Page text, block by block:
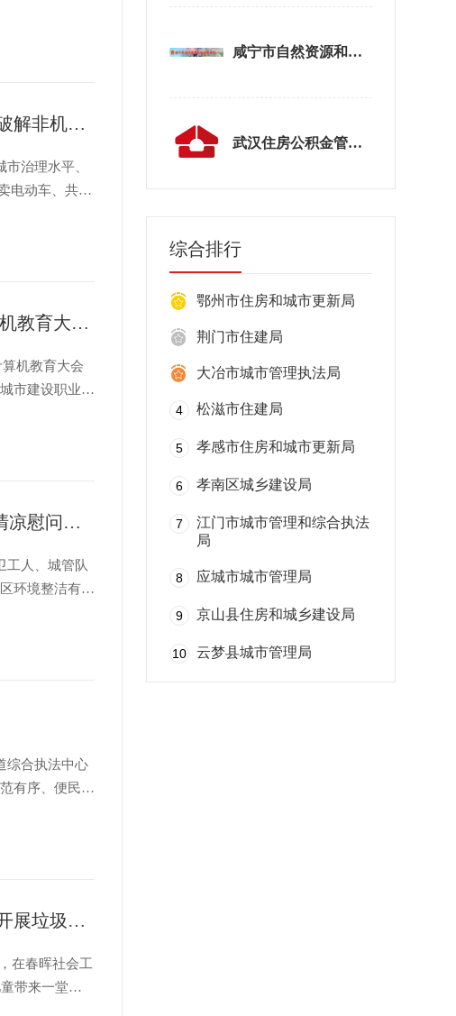
以微改造赋能商圈市容提质焕新 武昌城管多点发力破解非机动车停车难题
治理水平、
电动车、共享
湖北建院教师论文获2026全国高校“人工智能+”计算机教育大会优秀论文一等奖
机教育大会
市建设职业技
致敬城市守护者，武汉市新洲区凤凰镇开展夏日送清凉慰问活动
工人、城管队
环境整洁有
综合执法中心
有序、便民利
垃圾分类润童心 绿色理念伴成长——湖北南漳城管开展垃圾分类科普走进爱心托管班活动
在春晖社会工
带来一堂生
咸宁市自然资源和城乡建设局
武汉住房公积金管理中心
综合排行
鄂州市住房和城市更新局
荆门市住建局
大冶市城市管理执法局
4 松滋市住建局
5 孝感市住房和城市更新局
6 孝南区城乡建设局
7
江门市城市管理和综合执法
局
8 应城市城市管理局
9 京山县住房和城乡建设局
10 云梦县城市管理局